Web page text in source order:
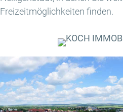
Freizeitmöglichkeiten finden.